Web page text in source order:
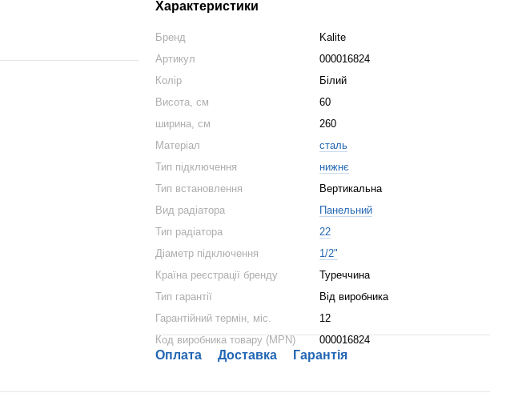
Характеристики
Бренд
Kalite
Артикул
000016824
Колір
Білий
Висота, см
60
ширина, см
260
Матеріал
сталь
Тип підключення
нижнє
Тип встановлення
Вертикальна
Вид радіатора
Панельний
Тип радіатора
22
Діаметр підключення
1/2"
Країна реєстрації бренду
Туреччина
Тип гарантії
Від виробника
Гарантійний термін, міс.
12
Код виробника товару (MPN)
000016824
Оплата Доставка Гарантія